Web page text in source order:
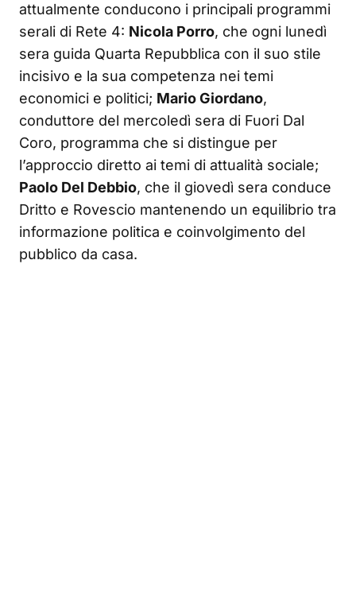
attualmente conducono i principali programmi
serali di Rete 4: Nicola Porro, che ogni lunedì
sera guida Quarta Repubblica con il suo stile
incisivo e la sua competenza nei temi
economici e politici; Mario Giordano,
conduttore del mercoledì sera di Fuori Dal
Coro, programma che si distingue per
l’approccio diretto ai temi di attualità sociale;
Paolo Del Debbio, che il giovedì sera conduce
Dritto e Rovescio mantenendo un equilibrio tra
informazione politica e coinvolgimento del
pubblico da casa.